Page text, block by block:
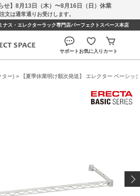
せ】8月13日（木）〜8月16日（日）休業
文は通常通りお受けします。
ナス・エレクターラック専門店パーフェクトスペース本店
サポートお気に入り カート
ター) > 【夏季休業明け順次発送】 エレクター ベーシッ